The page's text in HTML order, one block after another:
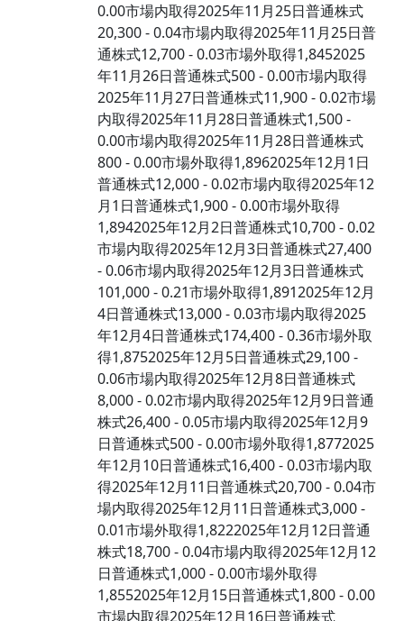
0.00市場内取得2025年11月25日普通株式
20,300 - 0.04市場内取得2025年11月25日普
通株式12,700 - 0.03市場外取得1,8452025
年11月26日普通株式500 - 0.00市場内取得
2025年11月27日普通株式11,900 - 0.02市場
内取得2025年11月28日普通株式1,500 -
0.00市場内取得2025年11月28日普通株式
800 - 0.00市場外取得1,8962025年12月1日
普通株式12,000 - 0.02市場内取得2025年12
月1日普通株式1,900 - 0.00市場外取得
1,8942025年12月2日普通株式10,700 - 0.02
市場内取得2025年12月3日普通株式27,400
- 0.06市場内取得2025年12月3日普通株式
101,000 - 0.21市場外取得1,8912025年12月
4日普通株式13,000 - 0.03市場内取得2025
年12月4日普通株式174,400 - 0.36市場外取
得1,8752025年12月5日普通株式29,100 -
0.06市場内取得2025年12月8日普通株式
8,000 - 0.02市場内取得2025年12月9日普通
株式26,400 - 0.05市場内取得2025年12月9
日普通株式500 - 0.00市場外取得1,8772025
年12月10日普通株式16,400 - 0.03市場内取
得2025年12月11日普通株式20,700 - 0.04市
場内取得2025年12月11日普通株式3,000 -
0.01市場外取得1,8222025年12月12日普通
株式18,700 - 0.04市場内取得2025年12月12
日普通株式1,000 - 0.00市場外取得
1,8552025年12月15日普通株式1,800 - 0.00
市場内取得2025年12月16日普通株式